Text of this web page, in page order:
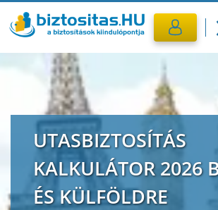
CASCO
UTASBIZTOSÍTÁS
KALKULÁTOR 2026
ÉS KÜLFÖLDRE